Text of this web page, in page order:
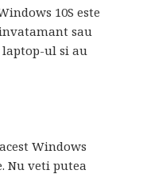
10S este
sau
laptop-ul si au
Windows
Nu veti putea